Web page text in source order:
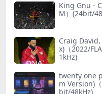
King Gnu -
M）(24bit/
Craig
x)（2022/
1kHz)
twenty one
m Version)
bit/48kHz)